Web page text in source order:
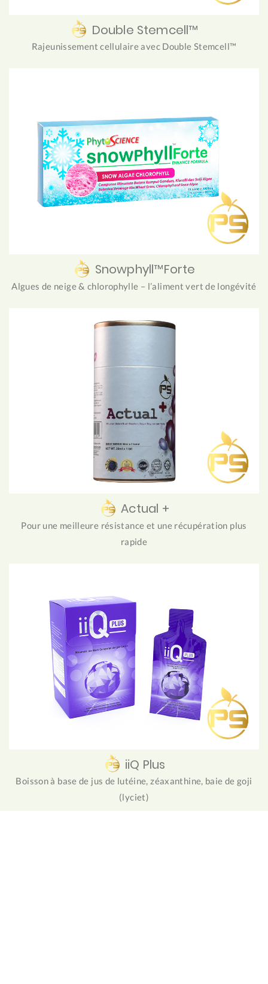
Double Stemcell™
Rajeunissement cellulaire avec Double Stemcell™
Snowphyll™Forte
Algues de neige & chlorophylle – l’aliment vert de longévité
Actual +
Pour une meilleure résistance et une récupération plus
rapide
iiQ Plus
Boisson à base de jus de lutéine, zéaxanthine, baie de goji
(lyciet)